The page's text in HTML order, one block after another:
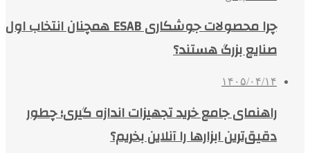
چرا محصولات جوشکاری ESAB همچنان انتخاب اول
صنایع بزرگ هستند؟
۱۴۰۵/۰۴/۱۴
راهنمای جامع خرید تجهیزات اندازه گیری؛ چطور
دقیق‌ترین ابزارها را آنلاین بخریم؟